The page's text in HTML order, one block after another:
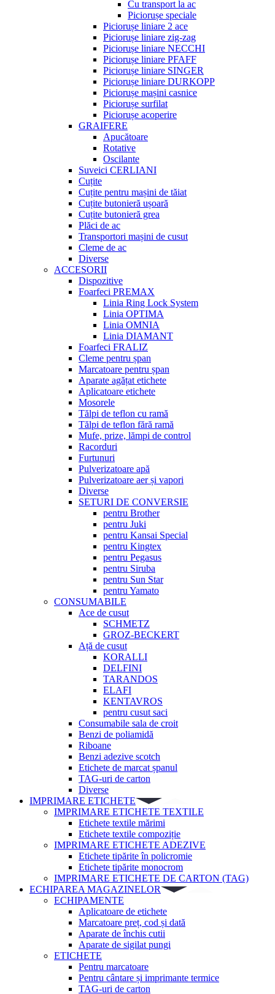
Cu transport la ac
Piciorușe speciale
Piciorușe liniare 2 ace
Piciorușe liniare zig-zag
Piciorușe liniare NECCHI
Piciorușe liniare PFAFF
Piciorușe liniare SINGER
Piciorușe liniare DURKOPP
Piciorușe mașini casnice
Piciorușe surfilat
Piciorușe acoperire
GRAIFERE
Apucătoare
Rotative
Oscilante
Suveici CERLIANI
Cuțite
Cuțite pentru mașini de tăiat
Cuțite butonieră ușoară
Cuțite butonieră grea
Plăci de ac
Transportori mașini de cusut
Cleme de ac
Diverse
ACCESORII
Dispozitive
Foarfeci PREMAX
Linia Ring Lock System
Linia OPTIMA
Linia OMNIA
Linia DIAMANT
Foarfeci FRALIZ
Cleme pentru șpan
Marcatoare pentru șpan
Aparate agățat etichete
Aplicatoare etichete
Mosorele
Tălpi de teflon cu ramă
Tălpi de teflon fără ramă
Mufe, prize, lămpi de control
Racorduri
Furtunuri
Pulverizatoare apă
Pulverizatoare aer și vapori
Diverse
SETURI DE CONVERSIE
pentru Brother
pentru Juki
pentru Kansai Special
pentru Kingtex
pentru Pegasus
pentru Siruba
pentru Sun Star
pentru Yamato
CONSUMABILE
Ace de cusut
SCHMETZ
GROZ-BECKERT
Ață de cusut
KORALLI
DELFINI
TARANDOS
ELAFI
KENTAVROS
pentru cusut saci
Consumabile sala de croit
Benzi de poliamidă
Riboane
Benzi adezive scotch
Etichete de marcat șpanul
TAG-uri de carton
Diverse
IMPRIMARE ETICHETE
IMPRIMARE ETICHETE TEXTILE
Etichete textile mărimi
Etichete textile compoziție
IMPRIMARE ETICHETE ADEZIVE
Etichete tipărite în policromie
Etichete tipărite monocrom
IMPRIMARE ETICHETE DE CARTON (TAG)
ECHIPAREA MAGAZINELOR
ECHIPAMENTE
Aplicatoare de etichete
Marcatoare preț, cod și dată
Aparate de închis cutii
Aparate de sigilat pungi
ETICHETE
Pentru marcatoare
Pentru cântare și imprimante termice
TAG-uri de carton